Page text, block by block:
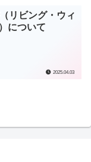
リビング・ウィ
について
2025.04.03